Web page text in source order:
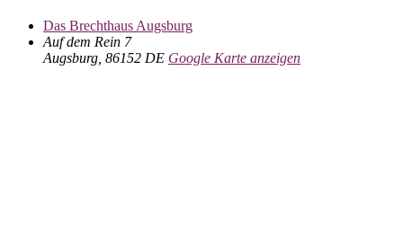
Das Brechthaus Augsburg
Auf dem Rein 7
Augsburg 86152 DE Google Karte anzeigen